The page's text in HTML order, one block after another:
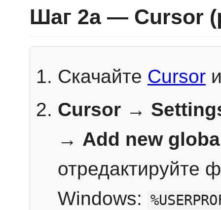
Шаг 2a — Cursor
Скачайте Cursor
Cursor →
→ Add new
отредактируйте
Windows: